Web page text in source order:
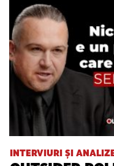
INTERVIURI ȘI